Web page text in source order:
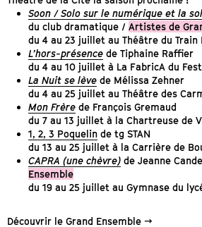
Soon / Solo sur le numérique et la
du club dramatique / Artistes de
du 4 au 23 juillet au Théâtre du Train
L’hors-présence de Tiphaine Raffier
du 4 au 10 juillet à La FabricA du
La Nuit se lève de Mélissa Zehner
du 4 au 25 juillet au Théâtre des
Mon Frère de François Gremaud
du 7 au 13 juillet à la Chartreuse de
1, 2, 3 Poquelin de tg STAN
du 13 au 25 juillet à la Carrière de
CAPRA (une chèvre) de Jeanne
Ensemble
du 19 au 25 juillet au Gymnase du
Découvrir le Grand Ensemble